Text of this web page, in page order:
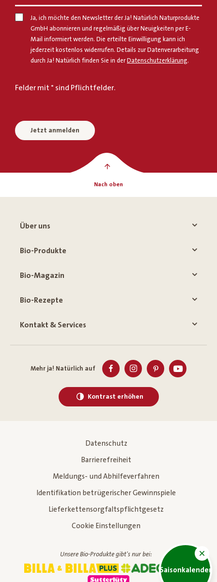
Saisonkalender
Ja, ich möchte den Newsletter der Ja! Natürlich Naturprodukte
GmbH abonnieren und regelmäßig über Neuigkeiten per E-
Mail informiert werden. Die erteilte Einwilligung kann ich
jederzeit kostenlos widerrufen. Details zur Datenverarbeitung
durch Ja! Natürlich finden Sie in der Datenschutzerklärung.
Felder mit * sind Pflichtfelder.
Jetzt anmelden
Nach oben
Über uns
Bio-Produkte
Bio-Magazin
Bio-Rezepte
Kontakt & Services
Mehr ja! Natürlich auf
Kontrast erhöhen
Datenschutz
Barrierefreiheit
Meldungs- und Abhilfeverfahren
Identifikation betrügerischer Gewinnspiele
Lieferkettensorgfaltspflichtgesetz
Cookie Einstellungen
Unsere Bio-Produkte gibt's nur bei: